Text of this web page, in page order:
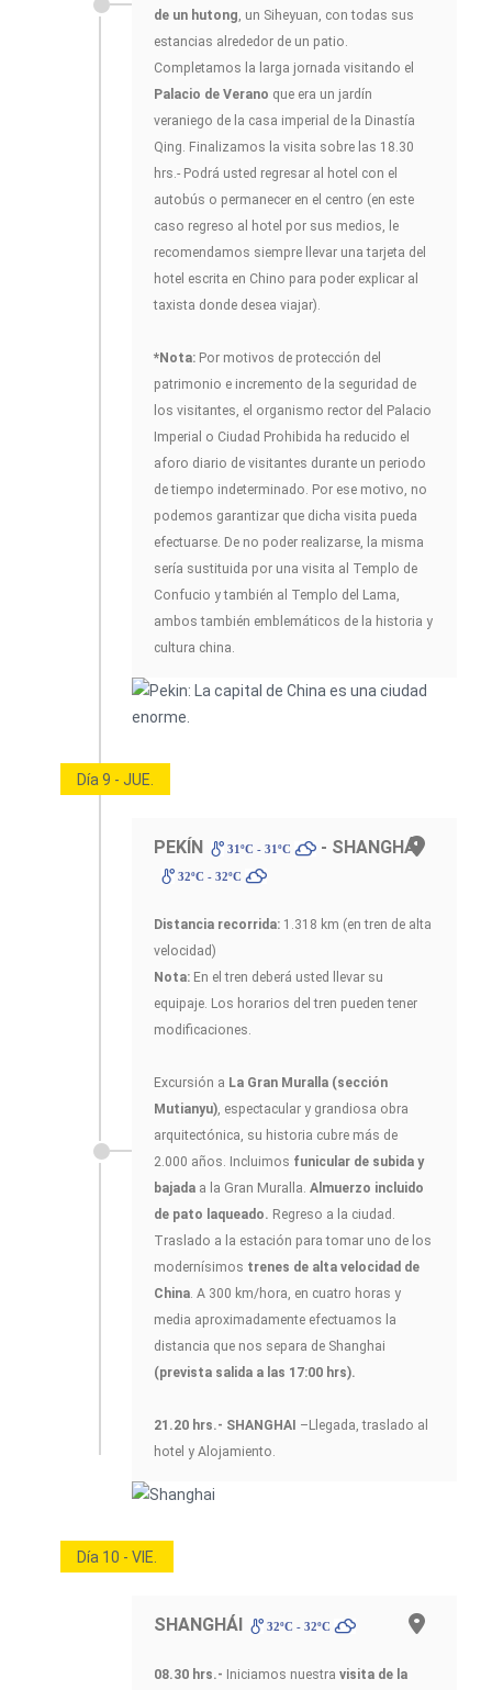
de un hutong , un Siheyuan, con todas sus
estancias alrededor de un patio.
Completamos la larga jornada visitando el
Palacio de Verano que era un jardín
veraniego de la casa imperial de la Dinastía
Qing. Finalizamos la visita sobre las 18.30
hrs.- Podrá usted regresar al hotel con el
autobús o permanecer en el centro (en este
caso regreso al hotel por sus medios, le
recomendamos siempre llevar una tarjeta del
hotel escrita en Chino para poder explicar al
taxista donde desea viajar).
*Nota: Por motivos de protección del
patrimonio e incremento de la seguridad de
los visitantes, el organismo rector del Palacio
Imperial o Ciudad Prohibida ha reducido el
aforo diario de visitantes durante un periodo
de tiempo indeterminado. Por ese motivo, no
podemos garantizar que dicha visita pueda
efectuarse. De no poder realizarse, la misma
sería sustituida por una visita al Templo de
Confucio y también al Templo del Lama,
ambos también emblemáticos de la historia y
cultura china.
Día 9 - JUE.
PEKÍN 31ºC - 31ºC - SHANGHÁI
32ºC - 32ºC
Distancia recorrida: 1.318 km (en tren de alta
velocidad)
Nota: En el tren deberá usted llevar su
equipaje. Los horarios del tren pueden tener
modificaciones.
Excursión a La Gran Muralla (sección
Mutianyu) , espectacular y grandiosa obra
arquitectónica, su historia cubre más de
2.000 años. Incluimos funicular de subida y
bajada a la Gran Muralla. Almuerzo incluido
de pato laqueado. Regreso a la ciudad.
Traslado a la estación para tomar uno de los
modernísimos trenes de alta velocidad de
China . A 300 km/hora, en cuatro horas y
media aproximadamente efectuamos la
distancia que nos separa de Shanghai
(prevista salida a las 17:00 hrs).
21.20 hrs.- SHANGHAI –Llegada, traslado al
hotel y Alojamiento.
Día 10 - VIE.
SHANGHÁI 32ºC - 32ºC
08.30 hrs.- Iniciamos nuestra visita de la